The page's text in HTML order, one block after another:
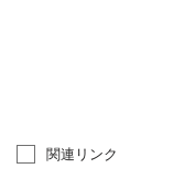
関連リンク